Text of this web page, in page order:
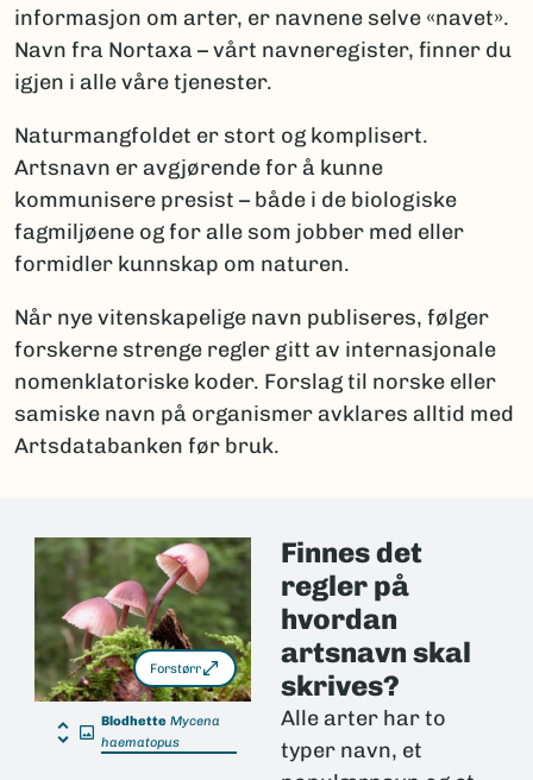
informasjon om arter, er navnene selve «navet».
Navn fra Nortaxa – vårt navneregister, finner du
igjen i alle våre tjenester.
Naturmangfoldet er stort og komplisert.
Artsnavn er avgjørende for å kunne
kommunisere presist – både i de biologiske
fagmiljøene og for alle som jobber med eller
formidler kunnskap om naturen.
Når nye vitenskapelige navn publiseres, følger
forskerne strenge regler gitt av internasjonale
nomenklatoriske koder. Forslag til norske eller
samiske navn på organismer avklares alltid med
Artsdatabanken før bruk.
Forstørr
Blodhette Mycena
haematopus
Finnes det
regler på
hvordan
artsnavn skal
skrives?
Alle arter har to
typer navn, et